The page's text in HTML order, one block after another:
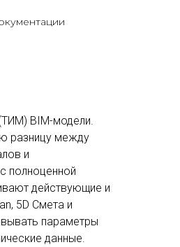
BIM-модели.
разницу между
и
полноценной
действующие и
5D Смета и
параметры
данные.